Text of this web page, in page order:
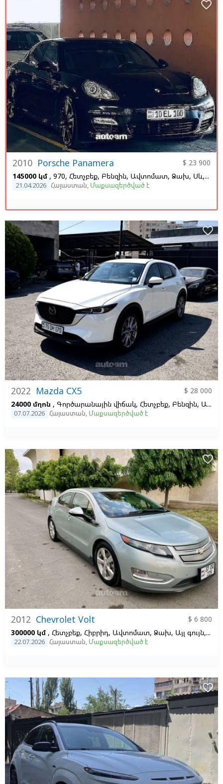
2010 Porsche Panamera
$ 23 900
145000 կմ , 970, Հետչբեք, Բենզին, Ավտոմատ, Ձախ, Սև,
21.04.2026 Հայաստան, Մաքսազերծված է
favorite_border
2022 Mazda CX5
$ 28 000
24000 մղոն , Գործարանային վիճակ, Հետչբեք, Բենզին, Ավտոմատ, Ձախ,
07.07.2026 Հայաստան, Մաքսազերծված է
favorite_border
2012 Chevrolet Volt
$ 6 800
300000 կմ , Հետչբեք, Հիբրիդ, Ավտոմատ, Ձախ, Այլ գույն, Սև
22.07.2026 Հայաստան, Մաքսազերծված է
favorite_border
favorite_border